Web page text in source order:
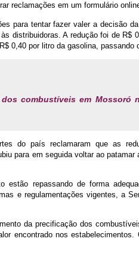
reclamações em um formulário
para tentar fazer valer a decisão
distribuidoras. A redução foi de R$
0,40 por litro da gasolina, passando
combustíveis em Mossoró
do país reclamaram que as
para em seguida voltar ao patamar
estão repassando de forma
e regulamentações vigentes, a
da precificação dos
encontrado nos